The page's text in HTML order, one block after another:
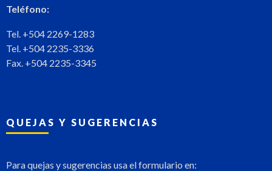
Teléfono:
Tel. +504 2269-1283
Tel. +504 2235-3336
Fax. +504 2235-3345
QUEJAS Y SUGERENCIAS
Para quejas y sugerencias usa el formulario en: